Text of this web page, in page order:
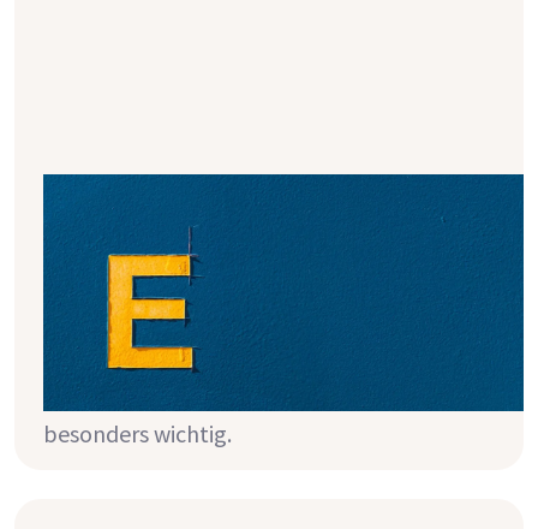
Was sind Zusatzstoffe und wieso
sind sie hinterlistig?
Sicher hast du schon einmal gehört, dass
man verarbeitete Produkte eher reduzieren
sollte, da manche von ihnen
phosphathaltige Zusatzstoffe enthalten.
Das ist für Menschen mit Nierenkrankheit
besonders wichtig.